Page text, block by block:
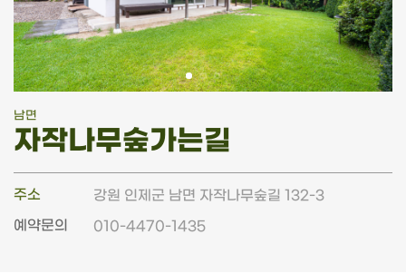
남면
자작나무숲가는길
주소
강원 인제군 남면 자작나무숲길 132-3
예약문의
010-4470-1435